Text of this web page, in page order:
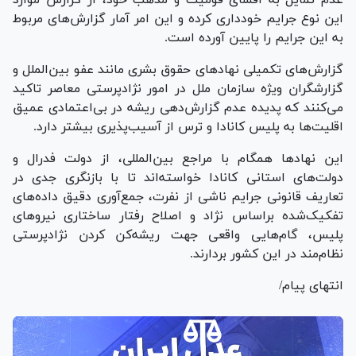
این نوع جرایم خودداری کرده و این امر آمار گزارش‌های مربوط
به این جرایم را پایین آورده است.
گزارش‌های تکمیلی نهاد‌های حقوق بشری مانند عفو بین‌الملل و
گزارشگران ویژه سازمان ملل در امور نژادپرستی معاصر تاکید
می‌کنند که پدیده عدم گزارش‌دهی ریشه در بی‌اعتمادی عمیق
اقلیت‌ها به پلیس کانادا و ترس از آسیب‌پذیری بیشتر دارد.
این نهاد‌ها همگام با مراجع بین‌المللی، از دولت فدرال و
دولت‌های استانی کانادا خواسته‌اند تا با بازنگری جدی در
تعاریف قانونی جرایم ناشی از نفرت، جمع‌آوری دقیق داده‌های
تفکیک‌شده براساس نژاد و اصلاح رفتار ساختاری نیرو‌های
پلیس، گام‌هایی واقعی جهت ریشه‌کن کردن نژادپرستی
نظام‌مند در این کشور بردارند.
انتهای پیام/